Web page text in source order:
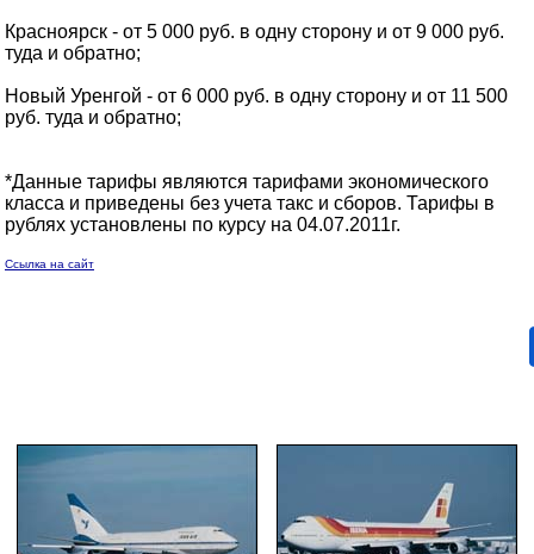
Красноярск - от 5 000 руб. в одну сторону и от 9 000 руб.
туда и обратно;
Новый Уренгой - от 6 000 руб. в одну сторону и от 11 500
руб. туда и обратно;
*Данные тарифы являются тарифами экономического
класса и приведены без учета такс и сборов. Тарифы в
рублях установлены по курсу на 04.07.2011г.
Ссылка на сайт